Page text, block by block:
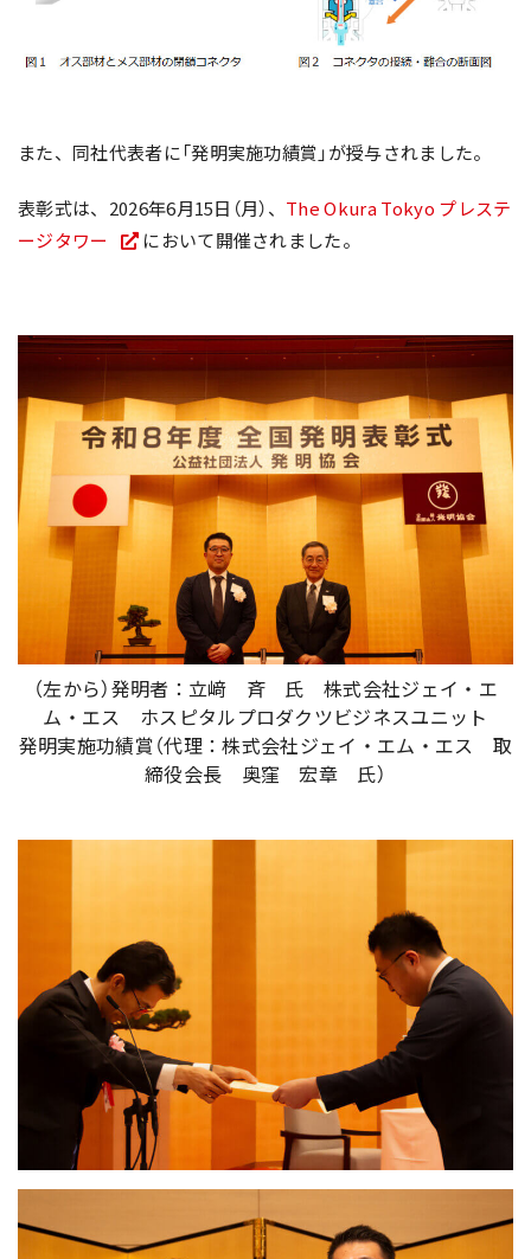
また、同社代表者に「発明実施功績賞」が授与されました。
表彰式は、2026年6月15日（月）、 The Okura Tokyo プレステ
ージタワー
において開催されました。
（左から）発明者：立﨑 斉 氏 株式会社ジェイ・エ
ム・エス ホスピタルプロダクツビジネスユニット
発明実施功績賞（代理：株式会社ジェイ・エム・エス 取
締役会長 奥窪 宏章 氏）